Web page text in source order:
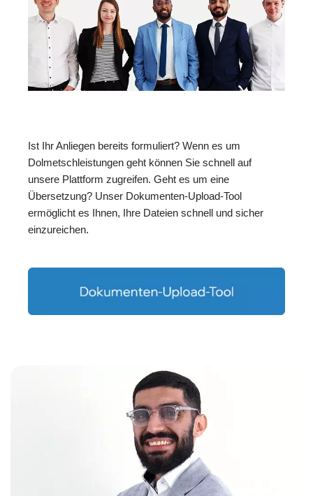
Ist Ihr Anliegen bereits formuliert? Wenn es um
Dolmetschleistungen geht können Sie schnell auf
unsere Plattform zugreifen. Geht es um eine
Übersetzung? Unser Dokumenten-Upload-Tool
ermöglicht es Ihnen, Ihre Dateien schnell und sicher
einzureichen.